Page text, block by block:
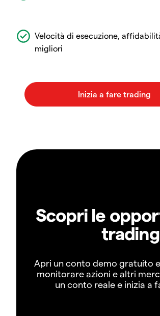
Velocità di esecuzione,
migliori
Scopri le
trading
Apri un conto demo gratuito
monitorare azioni e altri
un conto reale e inizia a